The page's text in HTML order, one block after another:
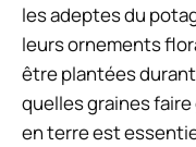
les adeptes du
leurs ornements
être plantées durant
quelles graines
en terre est